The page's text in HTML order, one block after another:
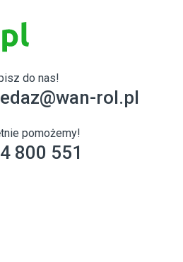
do nas!
rol.pl
pomożemy!
800 551